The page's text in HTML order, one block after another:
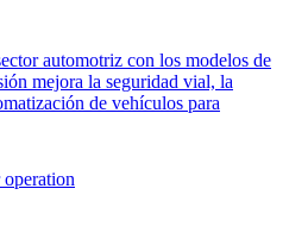
automotriz con los modelos de
mejora la seguridad vial, la
de vehículos para